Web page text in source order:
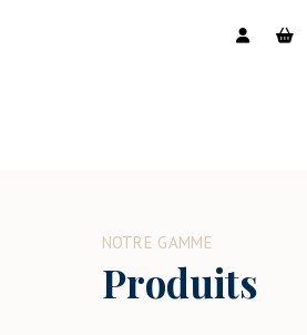
NOTRE GAMME
Produits